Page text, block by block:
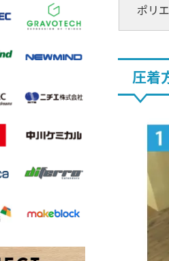
ポリ
圧着